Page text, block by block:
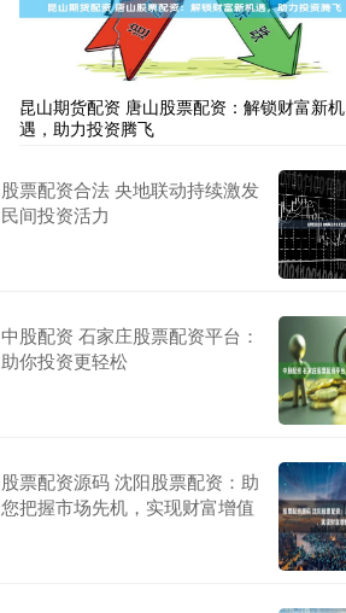
昆山期货配资 唐山股票配资：解锁财富新机
遇，助力投资腾飞
股票配资合法 央地联动持续激发
民间投资活力
中股配资 石家庄股票配资平台：
助你投资更轻松
股票配资源码 沈阳股票配资：助
您把握市场先机，实现财富增值